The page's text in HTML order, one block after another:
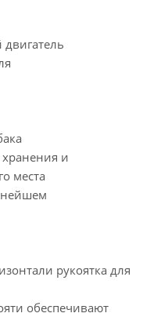
и
места
рукоятка для
обеспечивают